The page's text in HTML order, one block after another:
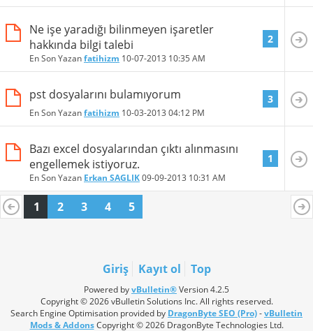
Ne işe yaradığı bilinmeyen işaretler
hakkında bilgi talebi
En Son Yazanfatihizm 10-07-2013 10:35 AM
2
pst dosyalarını bulamıyorum
En Son Yazanfatihizm 10-03-2013 04:12 PM
3
Bazı excel dosyalarından çıktı alınmasını
engellemek istiyoruz.
En Son Yazan Erkan SAGLIK09-09-2013 10:31 AM
1
1 2 3 4 5
Giriş Kayıt ol Top
Powered byvBulletin®Version 4.2.5
Copyright © 2026 vBulletin Solutions Inc. All rights reserved.
Search Engine Optimisation provided by DragonByte SEO (Pro)-vBulletin
Mods & AddonsCopyright © 2026 DragonByte Technologies Ltd.